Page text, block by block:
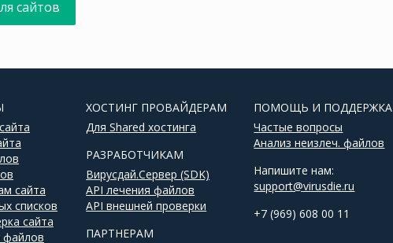
сайтов
сайта
списков
сайта
файлов
ХОСТИНГ ПРОВАЙДЕРАМ
Для Shared хостинга
РАЗРАБОТЧИКАМ
Вирусдай.Сервер (SDK)
API лечения файлов
API внешней проверки
ПАРТНЕРАМ
ПОМОЩЬ И ПОДДЕРЖКА
Частые вопросы
Анализ неизлеч. файлов
Напишите нам:
support@virusdie.ru
+7 (969) 608 00 11